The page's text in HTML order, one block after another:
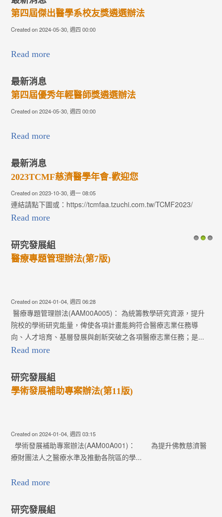
第四屆傑出醫學系校友獎遴選辦法
Created on 2024-05-30, 週四 00:00
Read more
最新消息
第四屆優秀年輕醫師獎遴選辦法
Created on 2024-05-30, 週四 00:00
Read more
最新消息
2023TCMF慈濟醫學年會-歡迎您
Created on 2023-10-30, 週一 08:05
連結請點下圖或：https://tcmfaa.tzuchi.com.tw/TCMF2023/
Read more
研究發展組
醫療專題管理辦法(第7版)
Created on 2024-01-04, 週四 06:28
醫療專題管理辦法(AAM00A005)： 為統籌教學研究資源，提升
院校的學術研究能量，俾使各項計畫能夠符合醫療志業任務導
向、人才培育、基層發展與創新突破之各項醫療志業任務；是...
Read more
研究發展組
學術發展補助專案辦法(第11版)
Created on 2024-01-04, 週四 03:15
學術發展補助專案辦法(AAM00A001)： 為提升佛教慈濟醫
療財團法人之醫療水準及推動各院區的學...
Read more
研究發展組